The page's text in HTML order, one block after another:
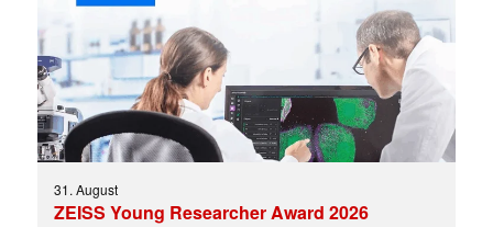
31. August
ZEISS Young Researcher Award 2026